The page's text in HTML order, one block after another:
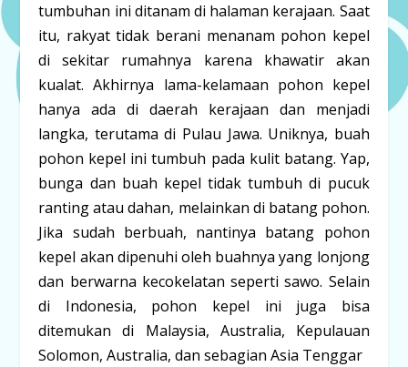
tumbuhan ini ditanam di halaman kerajaan. Saat
itu, rakyat tidak berani menanam pohon kepel
di sekitar rumahnya karena khawatir akan
kualat. Akhirnya lama-kelamaan pohon kepel
hanya ada di daerah kerajaan dan menjadi
langka, terutama di Pulau Jawa. Uniknya, buah
pohon kepel ini tumbuh pada kulit batang. Yap,
bunga dan buah kepel tidak tumbuh di pucuk
ranting atau dahan, melainkan di batang pohon.
Jika sudah berbuah, nantinya batang pohon
kepel akan dipenuhi oleh buahnya yang lonjong
dan berwarna kecokelatan seperti sawo. Selain
di Indonesia, pohon kepel ini juga bisa
ditemukan di Malaysia, Australia, Kepulauan
Solomon, Australia, dan sebagian Asia Tenggar